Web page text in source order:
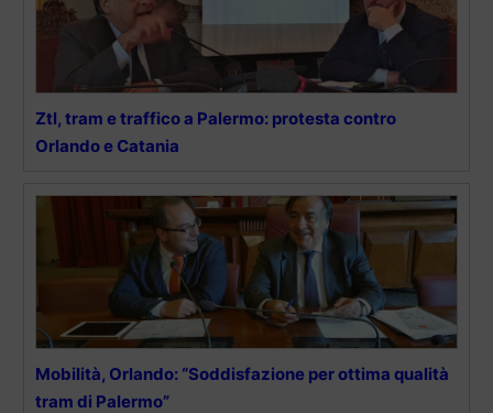
Ztl, tram e traffico a Palermo: protesta contro
Orlando e Catania
Mobilità, Orlando: “Soddisfazione per ottima qualità
tram di Palermo”